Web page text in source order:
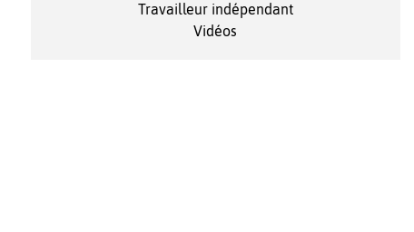
Travailleur indépendant
Vidéos